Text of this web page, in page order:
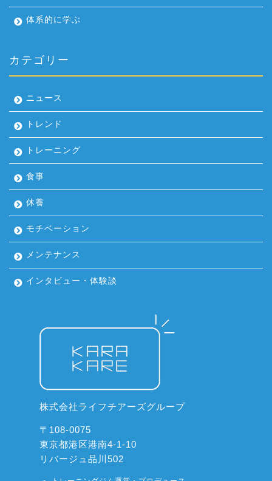
体系的に学ぶ
カテゴリー
ニュース
トレンド
トレーニング
食事
休養
モチベーション
メンテナンス
インタビュー・体験談
株式会社ライフチアーズグループ
〒108-0075
東京都港区港南4-1-10
リバージュ品川502